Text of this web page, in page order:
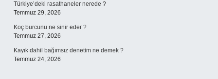
Türkiye’deki rasathaneler nerede ?
Temmuz 29, 2026
Koç burcunu ne sinir eder ?
Temmuz 27, 2026
Kayık dahil bağımsız denetim ne demek ?
Temmuz 24, 2026